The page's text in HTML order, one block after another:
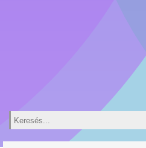
Keresés